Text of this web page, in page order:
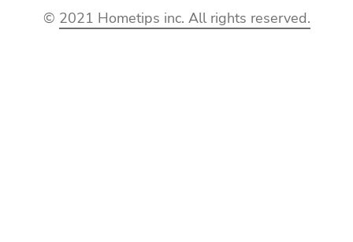
© 2021 Hometips inc. All rights reserved.